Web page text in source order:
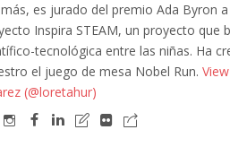
es jurado del premio Ada Byron
Inspira STEAM, un proyecto que
tecnológica entre las niñas. Ha
el juego de mesa Nobel Run.
(@loretahur)